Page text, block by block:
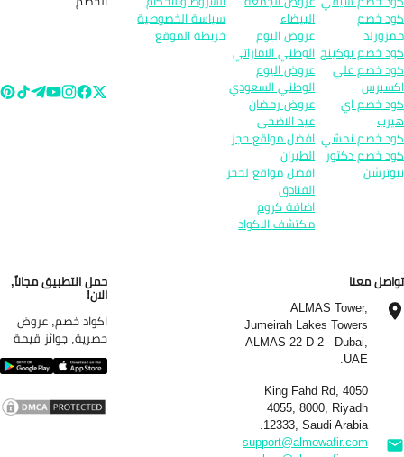
خصم
خصم بوكينج
خصم علي
خصم اي
خصم نمشي
خصم دكتور
البيضاء
عروض اليوم
الوطني الاماراتي
عروض اليوم
الوطني السعودي
عروض رمضان
عيد الاضحى
افضل مواقع حجز
الطيران
افضل مواقع لحجز
الفنادق
اضافة كروم
مكتشف الاكواد
سياسة الخصوصية
خريطة الموقع
معنا
ALMAS Tower,
Jumeirah Lakes Towers
ALMAS-22-D-2 - Dubai,
UAE.
4050 King Fahd Rd,
4055, 8000, Riyadh
12333, Saudi Arabia.
support@almowafir.com
حمل التطبيق مجاناً,
الان!
اكواد خصم, عروض
حصرية, جوائز قيمة